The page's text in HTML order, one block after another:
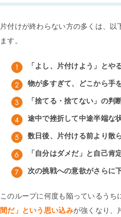
片付けが終わらない方の多くは、以
ます。
「よし、片付けよう」とや
物が多すぎて、どこから手
「捨てる・捨てない」の判
途中で挫折して中途半端な
数日後、片付ける前より散
「自分はダメだ」と自己肯
次の挑戦への意欲がさらに
このループに何度も陥っているうち
間だ」という思い込みが強くなり、